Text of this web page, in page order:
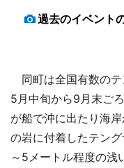
過去のイベント
同町は全国有数のテ
5月中旬から9月末ご
が船で沖に出たり海
の岩に付着したテン
～5メートル程度の浅